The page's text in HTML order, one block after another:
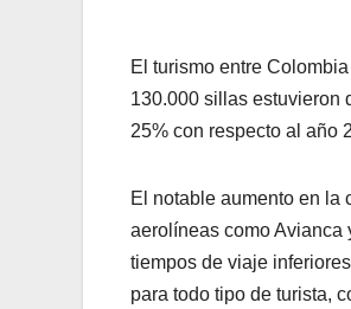
El turismo entre
130.000 sillas estuvieron
25% con respecto al año
El notable aumento en la
aerolíneas como Avianca
tiempos de viaje
para todo tipo de turista,